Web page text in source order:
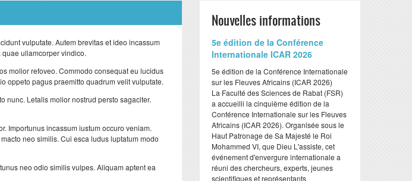
vulputate. Autem brevitas et ideo incassum
ullamcorper vindico.
molior refoveo. Commodo consequat eu lucidus
oppeto pagus praemitto quadrum velit vulputate.
nunc. Letalis molior nostrud persto sagaciter.
Importunus incassum iustum occuro veniam.
neo similis. Cui esca ludus luptatum modo
neo odio similis vulpes. Aliquam aptent ea
Nouvelles informations
​5e édition de la Conférence
Internationale ICAR 2026
​5e édition de la Conférence Internationale
sur les Fleuves Africains (ICAR 2026)
​La Faculté des Sciences de Rabat (FSR)
a accueilli la cinquième édition de la
Conférence Internationale sur les Fleuves
Africains (ICAR 2026). Organisée sous le
Haut Patronage de Sa Majesté le Roi
Mohammed VI, que Dieu L'assiste, cet
événement d'envergure internationale a
réuni des chercheurs, experts, jeunes
scientifiques et représentants